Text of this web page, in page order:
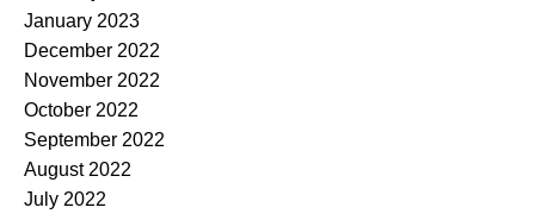
January 2023
December 2022
November 2022
October 2022
September 2022
August 2022
July 2022